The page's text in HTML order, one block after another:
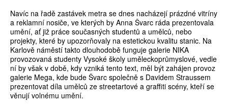
Navíc na řadě zastávek metra se dnes nacházejí prázdné vitríny
a reklamní nosiče, ve kterých by Anna Švarc ráda prezentovala
umění, ať již práce současných studentů a umělců, nebo
projekty, které by upozorňovaly na estetickou kvalitu stanic. Na
Karlově náměstí takto dlouhodobě funguje galerie NIKA
provozovaná studenty Vysoké školy uměleckoprůmyslové, vedle
ní by však v době, kdy vzniká tento text, měl být zahájen provoz
galerie Mega, kde bude Švarc společně s Davidem Straussem
prezentovat díla umělců ze streetartové a graffiti scény, kteří se
věnují volnému umění.